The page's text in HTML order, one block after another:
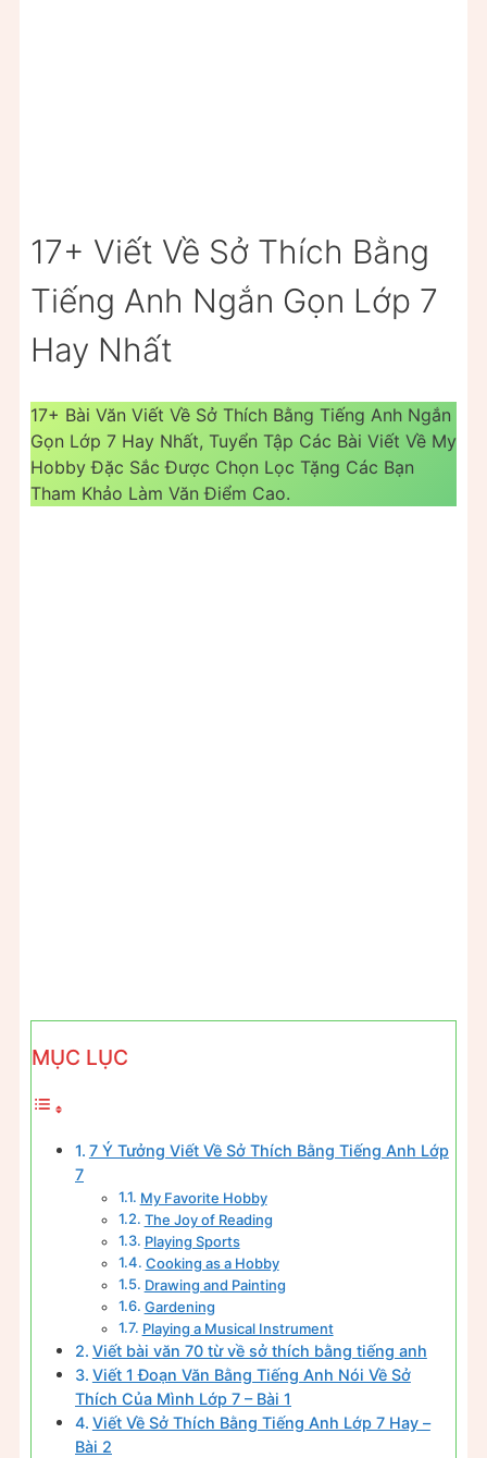
17+ Viết Về Sở Thích Bằng
Tiếng Anh Ngắn Gọn Lớp 7
Hay Nhất
17+ Bài Văn Viết Về Sở Thích Bằng Tiếng Anh Ngắn
Gọn Lớp 7 Hay Nhất, Tuyển Tập Các Bài Viết Về My
Hobby Đặc Sắc Được Chọn Lọc Tặng Các Bạn
Tham Khảo Làm Văn Điểm Cao.
MỤC LỤC
7 Ý Tưởng Viết Về Sở Thích Bằng Tiếng Anh Lớp
7
My Favorite Hobby
The Joy of Reading
Playing Sports
Cooking as a Hobby
Drawing and Painting
Gardening
Playing a Musical Instrument
Viết bài văn 70 từ về sở thích bằng tiếng anh
Viết 1 Đoạn Văn Bằng Tiếng Anh Nói Về Sở
Thích Của Mình Lớp 7 – Bài 1
Viết Về Sở Thích Bằng Tiếng Anh Lớp 7 Hay –
Bài 2